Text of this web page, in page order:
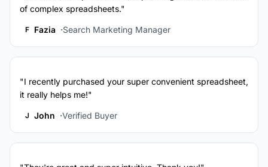
of complex spreadsheets."
F Fazia Search Marketing Manager
"I recently purchased your super convenient spreadsheet,
it really helps me!"
J John Verified Buyer